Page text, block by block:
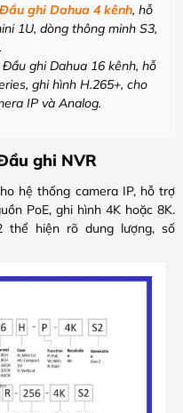
Đầu ghi Dahua 4 kênh, hỗ
1U, dòng thông minh S3,
ghi Dahua 16 kênh, hỗ
ghi hình H.265+, cho
IP và Analog.
ghi NVR
hệ thống camera IP, hỗ trợ
PoE, ghi hình 4K hoặc 8K.
thể hiện rõ dung lượng, số